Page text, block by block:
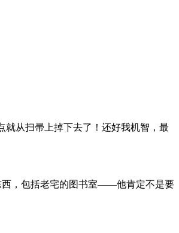
从扫帚上掉下去了！还好我机智，最
西，包括老宅的图书室——他肯定不是要